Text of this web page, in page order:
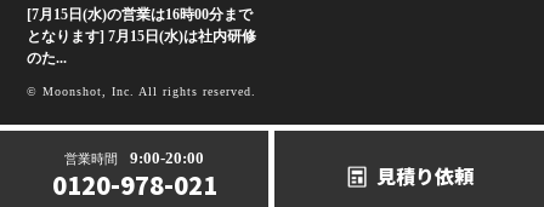
[7月15日(水)の営業は16時00分まで
となります] 7月15日(水)は社内研修
のた...
© Moonshot, Inc. All rights reserved.
営業時間 9:00-20:00
0120-978-021 見積り依頼